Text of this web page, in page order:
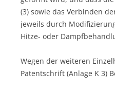
(3) sowie das Verbinden
jeweils durch
Hitze- oder
Wegen der weiteren
Patentschrift (Anlage K 3)